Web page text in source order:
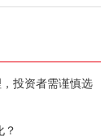
投资者需谨慎选
？